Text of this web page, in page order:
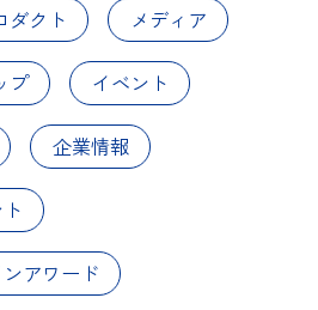
ダクト メディア
プ イベント
企業情報
アワード